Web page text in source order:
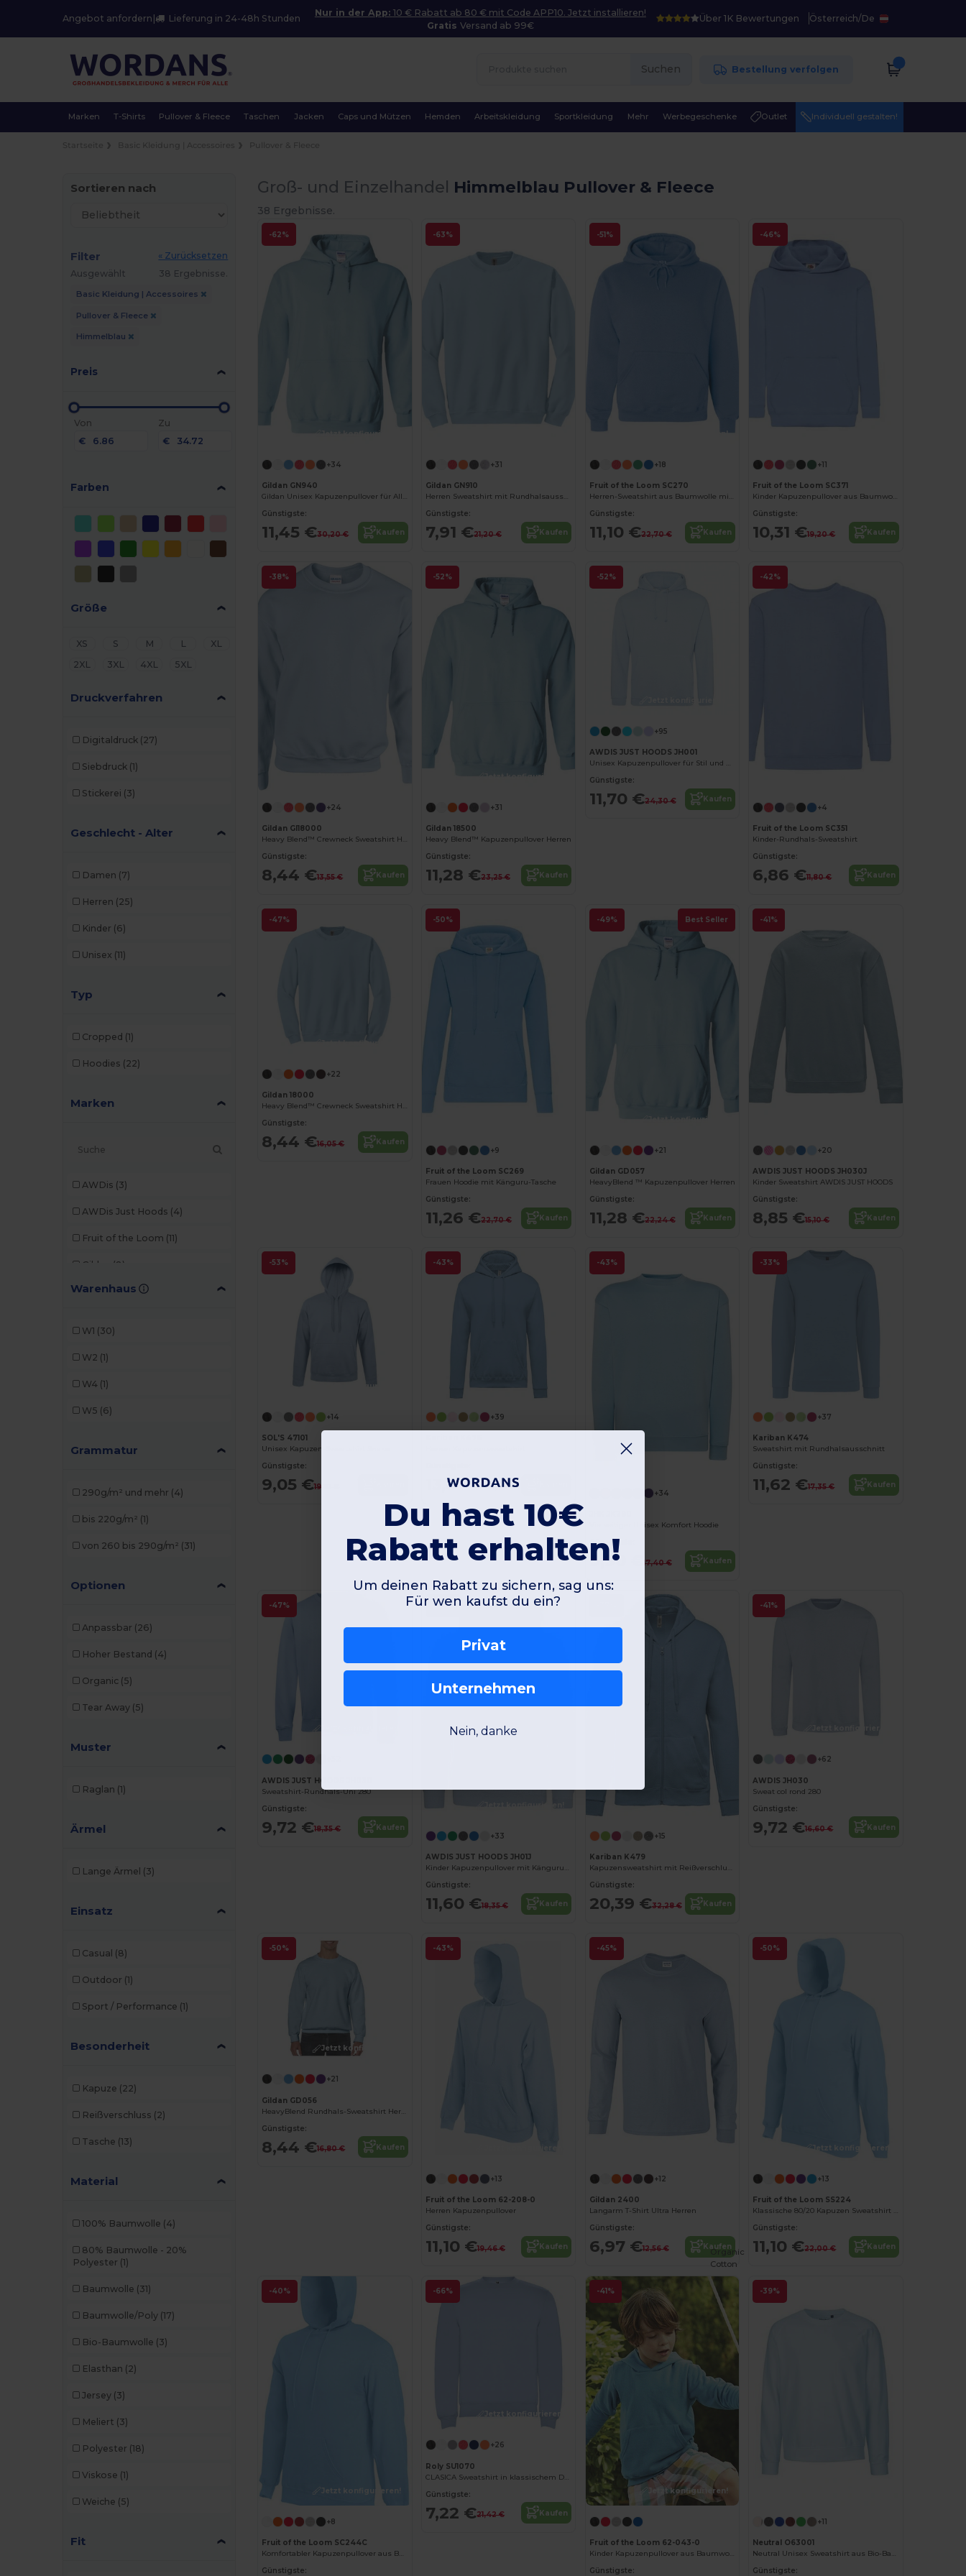
Angebot anfordern Lieferung in 24-48h Stunden
Nur in der App: 10 € Rabatt ab 80 € mit Code APP10. Jetzt installieren!
Gratis Versand ab 99€
Über 1K Bewertungen Österreich/De
Suchen Bestellung verfolgen
Marken T-Shirts Pullover & Fleece Taschen Jacken Caps und Mützen Hemden Arbeitskleidung Sportkleidung Mehr Werbegeschenke Outlet Individuell gestalten!
Sortieren nach
Filter
« Zurücksetzen
Ausgewählt
38 Ergebnisse.
Basic Kleidung | Accessoires
Pullover & Fleece
Himmelblau
Preis
Von
€
Zu
€
Farben
Größe
XS S M L
XL
2XL
3XL 4XL 5XL
Druckverfahren
Digitaldruck (27)
Siebdruck (1)
Stickerei (3)
Geschlecht - Alter
Damen (7)
Herren (25)
Kinder (6)
Unisex (11)
Typ
Cropped (1)
Hoodies (22)
Marken
AWDis (3)
AWDis Just Hoods (4)
Fruit of the Loom (11)
Gildan (8)
JHK (1)
Warenhaus
W1 (30)
W2 (1)
W4 (1)
W5 (6)
Grammatur
290g/m² und mehr (4)
bis 220g/m² (1)
von 260 bis 290g/m² (31)
Optionen
Anpassbar (26)
Hoher Bestand (4)
Organic (5)
Tear Away (5)
Muster
Raglan (1)
Ärmel
Lange Ärmel (3)
Einsatz
Casual (8)
Outdoor (1)
Sport / Performance (1)
Besonderheit
Kapuze (22)
Reißverschluss (2)
Tasche (13)
Material
100% Baumwolle (4)
80% Baumwolle - 20%
Polyester (1)
Baumwolle (31)
Baumwolle/Poly (17)
Bio-Baumwolle (3)
Elasthan (2)
Jersey (3)
Meliert (3)
Polyester (18)
Viskose (1)
Weiche (5)
Fit
Groß- und Einzelhandel Himmelblau Pullover & Fleece
38 Ergebnisse.
-62%
Jetzt konfigurieren!
+34
Gildan GN940
Gildan Unisex Kapuzenpullover für Alltag
Günstigste:
11,45 €30,20 € Kaufen
-63%
+31
Gildan GN910
Herren Sweatshirt mit Rundhalsausschnitt
Günstigste:
7,91 €21,20 € Kaufen
-51%
Jetzt konfigurieren!
+18
Fruit of the Loom SC270
Herren-Sweatshirt aus Baumwolle mit Kapuze
Günstigste:
11,10 €22,70 € Kaufen
-46%
+11
Fruit of the Loom SC371
Kinder Kapuzenpullover aus Baumwollmischung
Günstigste:
10,31 €19,20 € Kaufen
-38%
+24
Gildan GI18000
Heavy Blend™ Crewneck Sweatshirt Herren
Günstigste:
8,44 €13,55 € Kaufen
-52%
Jetzt konfigurieren!
+31
Gildan 18500
Heavy Blend™ Kapuzenpullover Herren
Günstigste:
11,28 €23,25 € Kaufen
-52%
+95
AWDIS JUST HOODS JH001
Unisex Kapuzenpullover für Stil und Komfort
Günstigste:
11,70 €24,30 € Kaufen
-42%
+4
Fruit of the Loom SC351
Kinder-Rundhals-Sweatshirt
Günstigste:
6,86 €11,80 € Kaufen
-47%
Jetzt konfigurieren!
+22
Gildan 18000
Heavy Blend™ Crewneck Sweatshirt Herren
Günstigste:
8,44 €16,05 € Kaufen
-50%
+9
Fruit of the Loom SC269
Frauen Hoodie mit Känguru-Tasche
Günstigste:
11,26 €22,70 € Kaufen
-49% Best Seller
Jetzt konfigurieren!
+21
Gildan GD057
HeavyBlend ™ Kapuzenpullover Herren
Günstigste:
11,28 €22,24 € Kaufen
-41%
+20
AWDIS JUST HOODS JH030J
Kinder Sweatshirt AWDIS JUST HOODS
Günstigste:
8,85 €15,10 € Kaufen
-53%
Jetzt konfigurieren!
+14
SOL'S 47101
Unisex Kapuzen-Sweatshirt Snake
Günstigste:
9,05 €19,10 €
-43%
+39
13,87 €24,20 €
-43%
+34
Vielseitiger Unisex Komfort Hoodie
Günstigste:
9,90 € 17,40 € Kaufen
-33%
+37
Kariban K474
Sweatshirt mit Rundhalsausschnitt
Günstigste:
11,62 €17,35 € Kaufen
-47%
AWDIS JUST HOODS JH030
Sweatshirt-Rundhals-Uni 280
Günstigste:
9,72 €18,35 € Kaufen
-37%
+33
AWDIS JUST HOODS JH01J
Kinder Kapuzenpullover mit Kängurutasche
Günstigste:
11,60 €18,35 € Kaufen
+15
Kariban K479
Kapuzensweatshirt mit Reißverschluss
Günstigste:
20,39 €32,28 € Kaufen
-41%
+62
AWDIS JH030
Sweat col rond 280
Günstigste:
9,72 €16,60 € Kaufen
-50%
Jetzt konfigurieren!
+21
Gildan GD056
HeavyBlend Rundhals-Sweatshirt Herren
Günstigste:
8,44 €16,80 € Kaufen
-43%
+13
Fruit of the Loom 62-208-0
Herren Kapuzenpullover
Günstigste:
11,10 €19,46 € Kaufen
-45%
+12
Gildan 2400
Langarm T-Shirt Ultra Herren
Günstigste:
6,97 €12,56 € Kaufen
-50%
Jetzt konfigurieren!
+13
Fruit of the Loom SS224
Klassische 80/20 Kapuzen Sweatshirt Hoddie Herren
Günstigste:
11,10 €22,00 € Kaufen
-40%
Jetzt konfigurieren!
+8
Fruit of the Loom SC244C
Komfortabler Kapuzenpullover aus Belcoro® Garn
Günstigste:
-66%
+26
Roly SU1070
CLASICA Sweatshirt in klassischem Design
Günstigste:
7,22 €21,42 € Kaufen
-41%
Jetzt konfigurieren!
Fruit of the Loom 62-043-0
Kinder Kapuzenpullover aus Baumwollmischung
Günstigste:
-39%
Organic
Cotton
+11
Neutral O63001
Neutral Unisex Sweatshirt aus Bio-Baumwolle
Günstigste:
Du hast 10€
Rabatt erhalten!
Um deinen Rabatt zu sichern, sag uns:
Für wen kaufst du ein?
Privat
Unternehmen
Nein, danke